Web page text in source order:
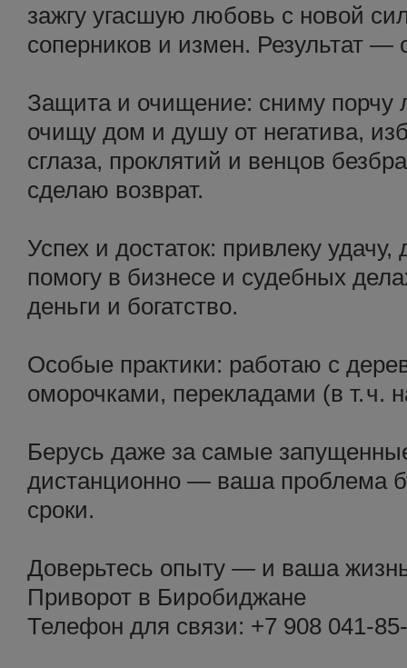
зажгу угасшую любовь с новой
соперников и измен. Результат —
Защита и очищение: сниму порчу
очищу дом и душу от негатива,
сглаза, проклятий и венцов
сделаю возврат.
Успех и достаток: привлеку удачу,
помогу в бизнесе и судебных
деньги и богатство.
Особые практики: работаю с
оморочками, перекладами (в т. ч.
Берусь даже за самые
дистанционно — ваша проблема
сроки.
Доверьтесь опыту — и ваша
Приворот в Биробиджане
Телефон для связи: +7 908